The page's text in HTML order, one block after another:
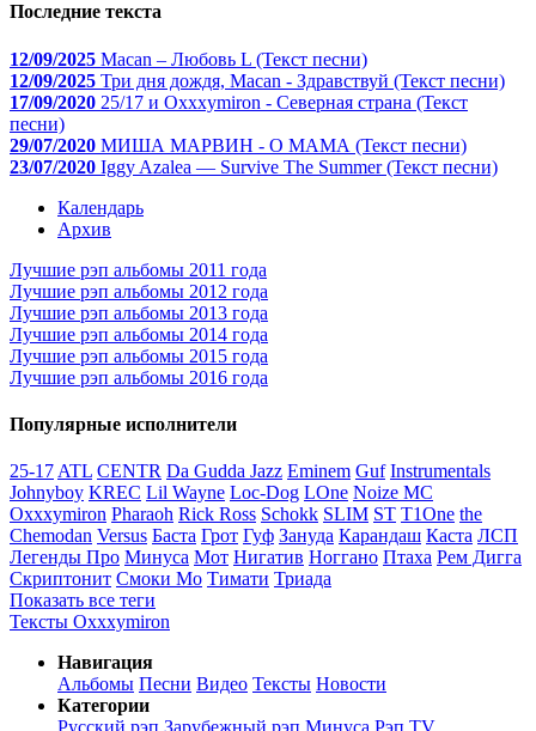
Последние текста
12/09/2025 Macan – Любовь L (Текст песни)
12/09/2025 Три дня дождя, Macan - Здравствуй (Текст песни)
17/09/2020 25/17 и Oxxxymiron - Северная страна (Текст
песни)
29/07/2020 МИША МАРВИН - О МАМА (Текст песни)
23/07/2020 Iggy Azalea — Survive The Summer (Текст песни)
Календарь
Архив
Лучшие рэп альбомы 2011 года
Лучшие рэп альбомы 2012 года
Лучшие рэп альбомы 2013 года
Лучшие рэп альбомы 2014 года
Лучшие рэп альбомы 2015 года
Лучшие рэп альбомы 2016 года
Популярные исполнители
25-17 ATL CENTR Da Gudda Jazz Eminem Guf Instrumentals
Johnyboy KREC Lil Wayne Loc-Dog LOne Noize MC
Oxxxymiron Pharaoh Rick Ross Schokk SLIM ST T1One the
Chemodan Versus Баста Грот Гуф Зануда Карандаш Каста ЛСП
Легенды Про Минуса Мот Нигатив Ноггано Птаха Рем Дигга
Скриптонит Смоки Мо Тимати Триада
Показать все теги
Тексты Oxxxymiron
Навигация
Альбомы Песни Видео Тексты Новости
Категории